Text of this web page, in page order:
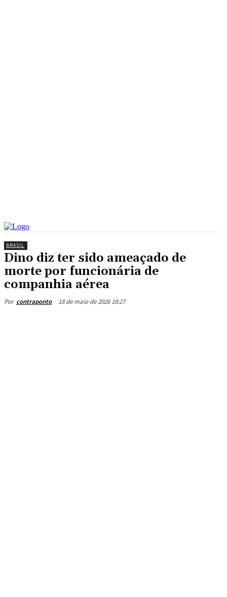
BRASIL
Dino diz ter sido ameaçado de
morte por funcionária de
companhia aérea
Por contraponto 18 de maio de 2026 18:27